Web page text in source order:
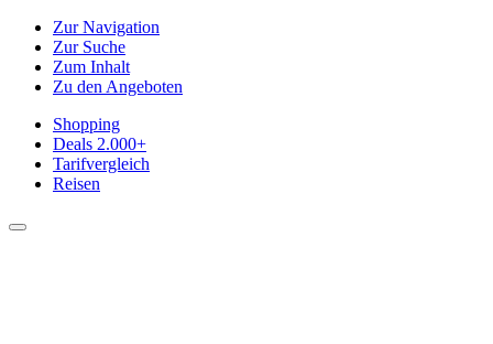
Zur Navigation
Zur Suche
Zum Inhalt
Zu den Angeboten
Shopping
Deals 2.000+
Tarifvergleich
Reisen